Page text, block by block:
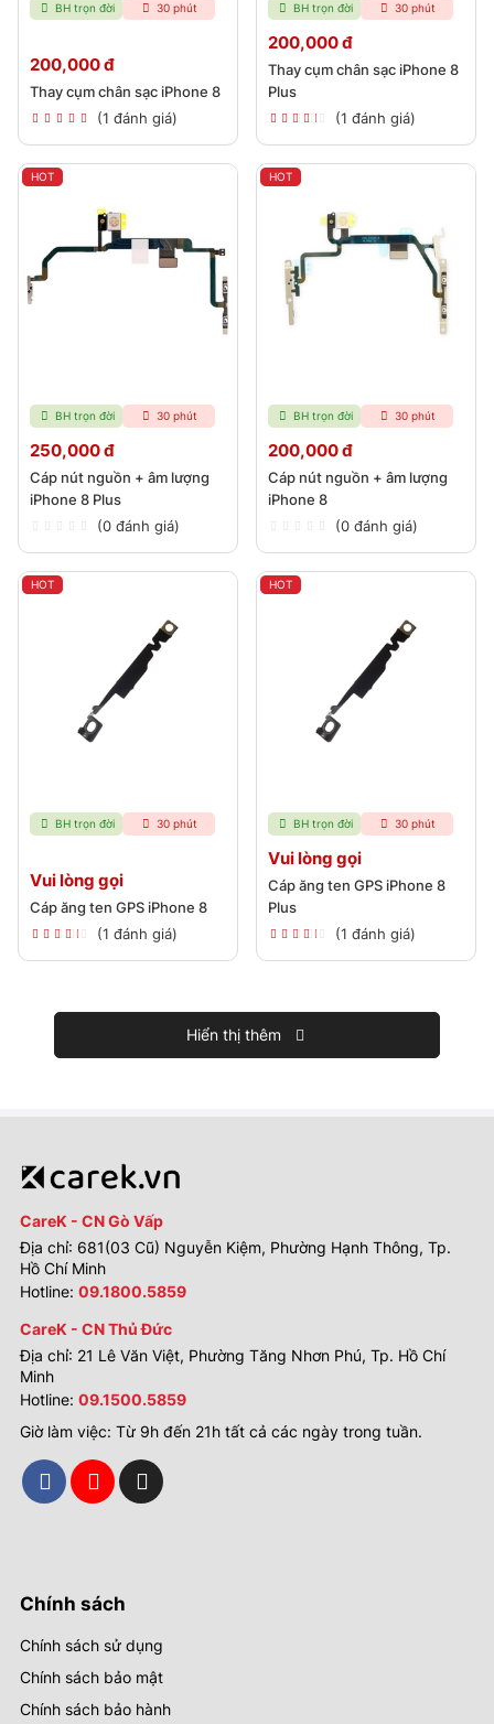
BH trọn đời 30 phút
200,000 đ
Thay cụm chân sạc iPhone 8
(1 đánh giá)
BH trọn đời 30 phút
200,000 đ
Thay cụm chân sạc iPhone 8
Plus
(1 đánh giá)
HOT
BH trọn đời 30 phút
250,000 đ
Cáp nút nguồn + âm lượng
iPhone 8 Plus
(0 đánh giá)
HOT
BH trọn đời 30 phút
200,000 đ
Cáp nút nguồn + âm lượng
iPhone 8
(0 đánh giá)
HOT
BH trọn đời 30 phút
Vui lòng gọi
Cáp ăng ten GPS iPhone 8
(1 đánh giá)
HOT
BH trọn đời 30 phút
Vui lòng gọi
Cáp ăng ten GPS iPhone 8
Plus
(1 đánh giá)
Hiển thị thêm
CareK - CN Gò Vấp
Địa chỉ: 681(03 Cũ) Nguyễn Kiệm, Phường Hạnh Thông, Tp.
Hồ Chí Minh
Hotline: 09.1800.5859
CareK - CN Thủ Đức
Địa chỉ: 21 Lê Văn Việt, Phường Tăng Nhơn Phú, Tp. Hồ Chí
Minh
Hotline: 09.1500.5859
Giờ làm việc: Từ 9h đến 21h tất cả các ngày trong tuần.
Chính sách
Chính sách sử dụng
Chính sách bảo mật
Chính sách bảo hành